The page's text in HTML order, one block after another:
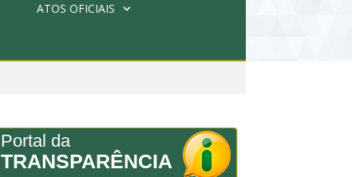
ATOS OFICIAIS
Portal da
TRANSPARÊNCIA